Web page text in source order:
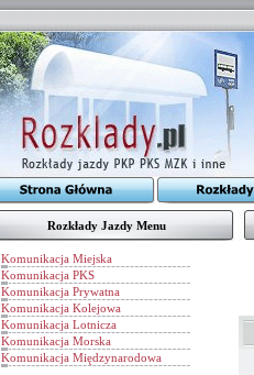
Rozkłady Jazdy Menu
Komunikacja Miejska
Komunikacja PKS
Komunikacja Prywatna
Komunikacja Kolejowa
Komunikacja Lotnicza
Komunikacja Morska
Komunikacja Międzynarodowa